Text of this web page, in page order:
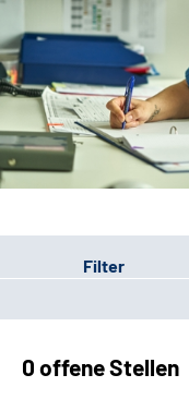
Suche
Leichte Sprache
Gebärdensprache
Filter
0 offene Stellen